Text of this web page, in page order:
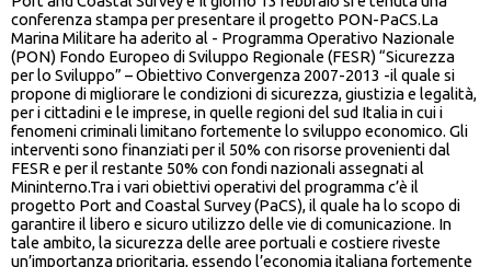
conferenza stampa per presentare il progetto PON-PaCS.La
Marina Militare ha aderito al - Programma Operativo Nazionale
(PON) Fondo Europeo di Sviluppo Regionale (FESR) “Sicurezza
per lo Sviluppo” – Obiettivo Convergenza 2007-2013 -il quale si
propone di migliorare le condizioni di sicurezza, giustizia e legalità,
per i cittadini e le imprese, in quelle regioni del sud Italia in cui i
fenomeni criminali limitano fortemente lo sviluppo economico. Gli
interventi sono finanziati per il 50% con risorse provenienti dal
FESR e per il restante 50% con fondi nazionali assegnati al
Mininterno.Tra i vari obiettivi operativi del programma c’è il
progetto Port and Coastal Survey (PaCS), il quale ha lo scopo di
garantire il libero e sicuro utilizzo delle vie di comunicazione. In
tale ambito, la sicurezza delle aree portuali e costiere riveste
un’importanza prioritaria, essendo l’economia italiana fortemente